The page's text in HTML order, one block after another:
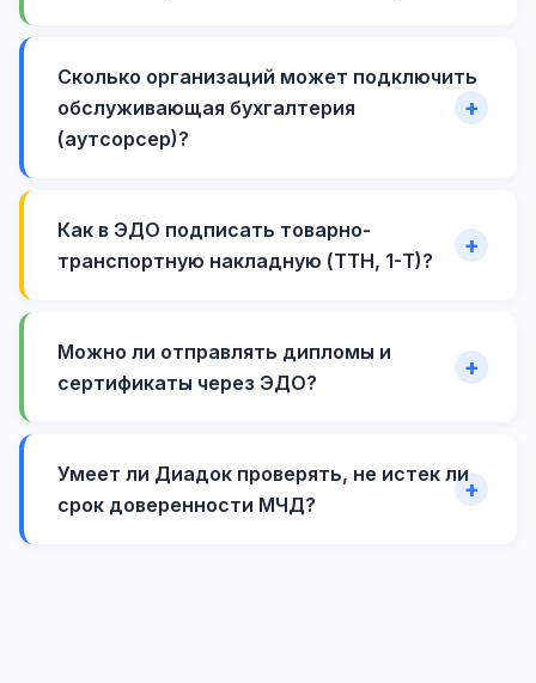
Сколько организаций может подключить
обслуживающая бухгалтерия
(аутсорсер)?
Как в ЭДО подписать товарно-
транспортную накладную (ТТН, 1-Т)?
Можно ли отправлять дипломы и
сертификаты через ЭДО?
Умеет ли Диадок проверять, не истек ли
срок доверенности МЧД?